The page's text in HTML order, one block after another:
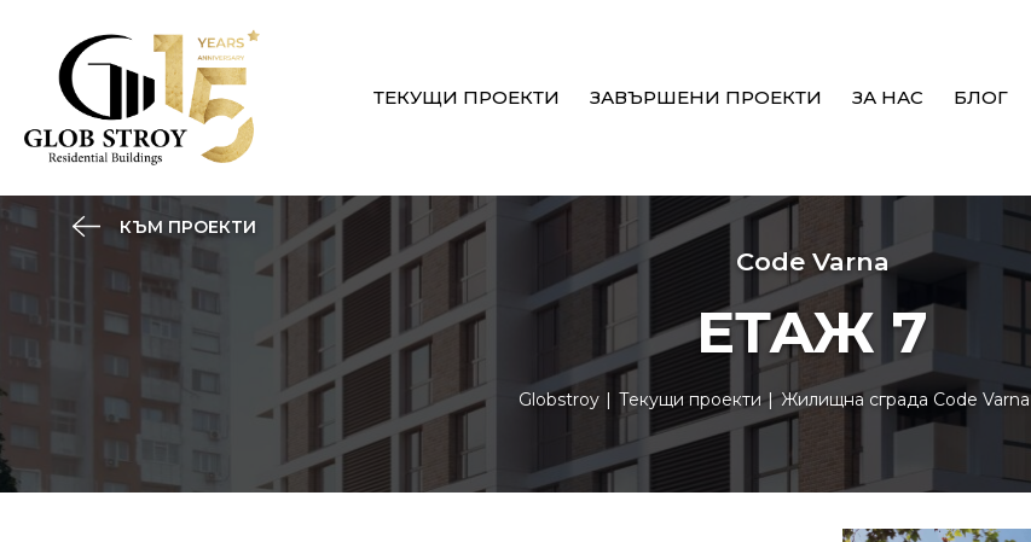
ТЕКУЩИ ПРОЕКТИ ЗАВЪРШЕНИ ПРОЕКТИ ЗА НАС БЛОГ
КЪМ ПРОЕКТИ
Code Varna
ЕТАЖ 7
Globstroy Текущи проекти Жилищна сграда Code Varna